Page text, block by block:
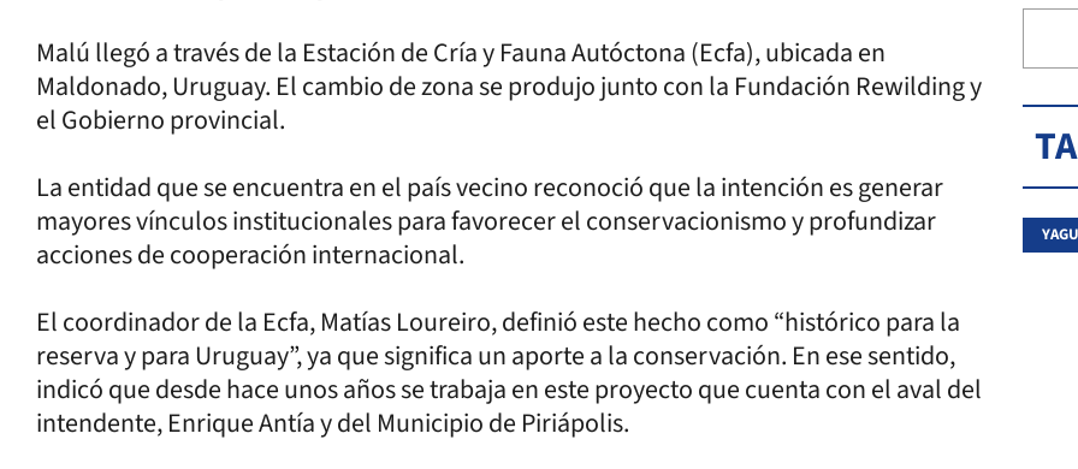
Malú llegó a través de la Estación de Cría y Fauna Autóctona (Ecfa), ubicada en
Maldonado, Uruguay. El cambio de zona se produjo junto con la Fundación Rewilding y
el Gobierno provincial.
La entidad que se encuentra en el país vecino reconoció que la intención es generar
mayores vínculos institucionales para favorecer el conservacionismo y profundizar
acciones de cooperación internacional.
El coordinador de la Ecfa, Matías Loureiro, definió este hecho como “histórico para la
reserva y para Uruguay”, ya que significa un aporte a la conservación. En ese sentido,
indicó que desde hace unos años se trabaja en este proyecto que cuenta con el aval del
intendente, Enrique Antía y del Municipio de Piriápolis.